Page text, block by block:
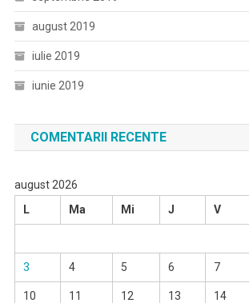
august 2019
iulie 2019
iunie 2019
COMENTARII RECENTE
august 2026
L
Ma Mi J V
3 4 5 6 7
10 11 12 13 14